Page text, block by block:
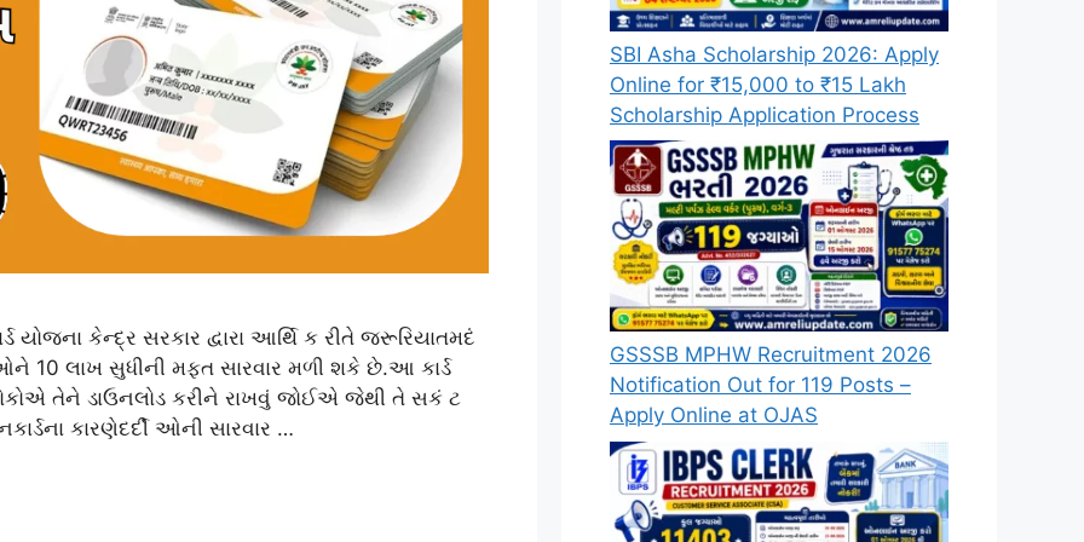
કેન્દ્ર સરકાર દ્વારા આર્થિ ક રીતે જરૂરિયાતમદં
10 લાખ સુધીની મફત સારવાર મળી શકે છે.આ કાર્ડ
તેને ડાઉનલોડ કરીને રાખવું જોઈએ જેથી તે સકં ટ
કારણેદર્દી ઓની સારવાર …
SBI Asha Scholarship 2026: Apply
Online for ₹15,000 to ₹15 Lakh
Scholarship Application Process
GSSSB MPHW Recruitment 2026
Notification Out for 119 Posts –
Apply Online at OJAS